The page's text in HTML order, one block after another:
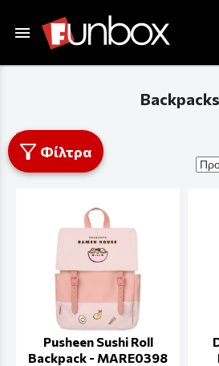
menu
Backpacks
Φίλτρα
Pusheen Sushi Roll
Backpack - MARE0398